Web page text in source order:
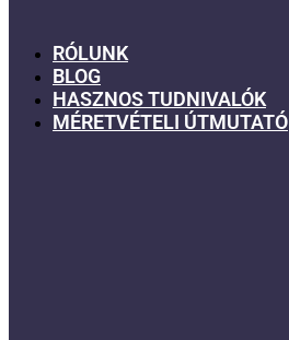
RÓLUNK
BLOG
HASZNOS TUDNIVALÓK
MÉRETVÉTELI ÚTMUTATÓ